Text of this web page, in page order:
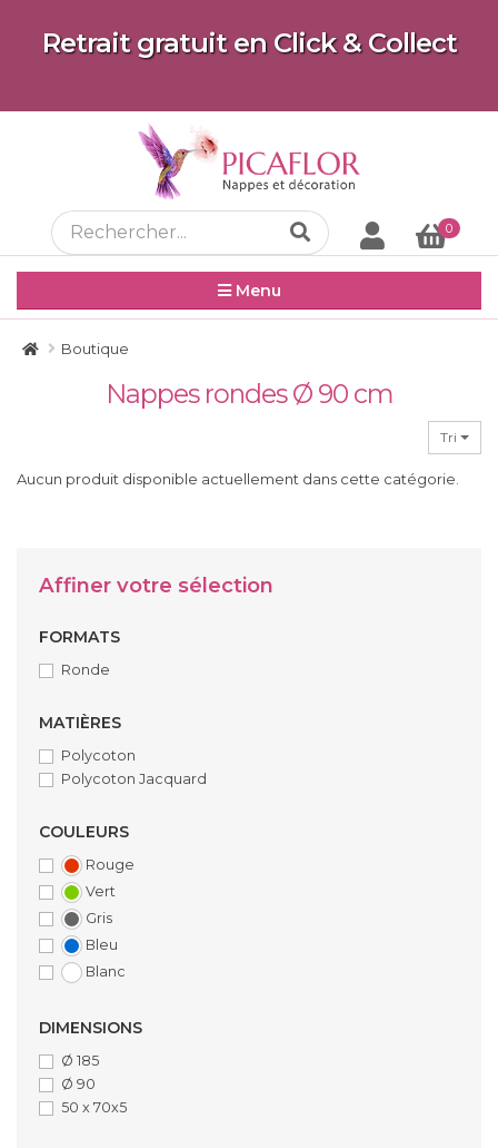
Retrait gratuit en Click & Collect
0
Menu
Boutique
Nappes rondes Ø 90 cm
Tri
Aucun produit disponible actuellement dans cette catégorie.
Affiner votre sélection
FORMATS
Ronde
MATIÈRES
Polycoton
Polycoton Jacquard
COULEURS
Rouge
Vert
Gris
Bleu
Blanc
DIMENSIONS
Ø 185
Ø 90
50 x 70x5